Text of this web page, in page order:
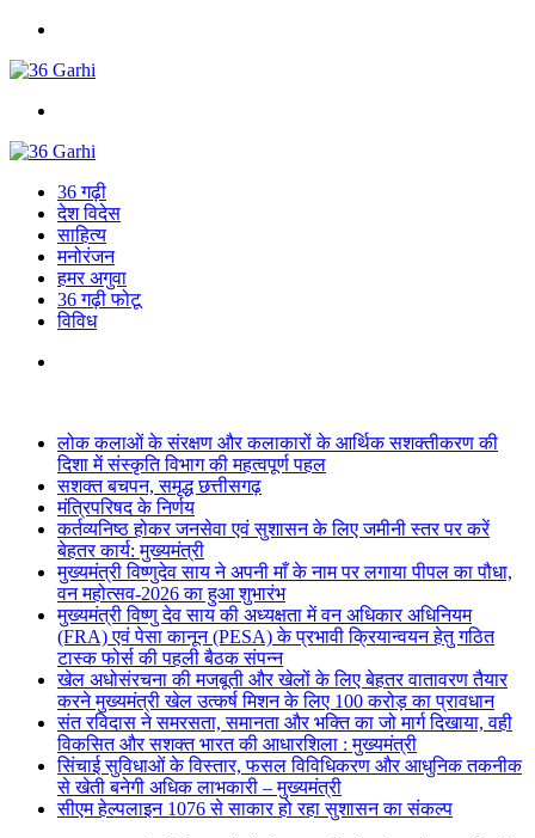
36 गढ़ी
देश विदेस
साहित्य
मनोरंजन
हमर अगुवा
36 गढ़ी फोटू
विविध
लोक कलाओं के संरक्षण और कलाकारों के आर्थिक सशक्तीकरण की
दिशा में संस्कृति विभाग की महत्वपूर्ण पहल
सशक्त बचपन, समृद्ध छत्तीसगढ़
मंत्रिपरिषद के निर्णय
कर्तव्यनिष्ठ होकर जनसेवा एवं सुशासन के लिए जमीनी स्तर पर करें
बेहतर कार्य: मुख्यमंत्री
मुख्यमंत्री विष्णुदेव साय ने अपनी माँ के नाम पर लगाया पीपल का पौधा,
वन महोत्सव-2026 का हुआ शुभारंभ
मुख्यमंत्री विष्णु देव साय की अध्यक्षता में वन अधिकार अधिनियम
(FRA) एवं पेसा कानून (PESA) के प्रभावी क्रियान्वयन हेतु गठित
टास्क फोर्स की पहली बैठक संपन्न
खेल अधोसंरचना की मजबूती और खेलों के लिए बेहतर वातावरण तैयार
करने मुख्यमंत्री खेल उत्कर्ष मिशन के लिए 100 करोड़ का प्रावधान
संत रविदास ने समरसता, समानता और भक्ति का जो मार्ग दिखाया, वही
विकसित और सशक्त भारत की आधारशिला : मुख्यमंत्री
सिंचाई सुविधाओं के विस्तार, फसल विविधिकरण और आधुनिक तकनीक
से खेती बनेगी अधिक लाभकारी – मुख्यमंत्री
सीएम हेल्पलाइन 1076 से साकार हो रहा सुशासन का संकल्प